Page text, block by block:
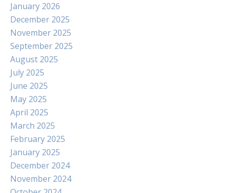
January 2026
December 2025
November 2025
September 2025
August 2025
July 2025
June 2025
May 2025
April 2025
March 2025
February 2025
January 2025
December 2024
November 2024